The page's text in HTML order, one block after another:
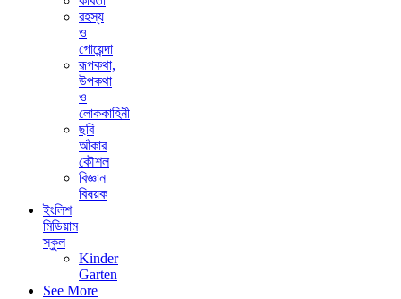
রহস্য
ও
গোয়েন্দা
রূপকথা,
উপকথা
ও
লোককাহিনী
ছবি
আঁকার
কৌশল
বিজ্ঞান
বিষয়ক
ইংলিশ
মিডিয়াম
স্কুল
Kinder
Garten
See More